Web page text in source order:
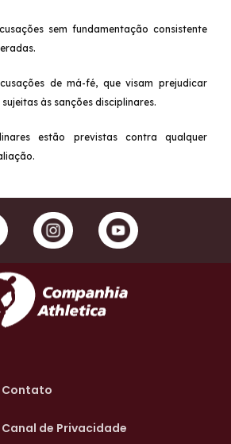
sem fundamentação consistente
de má-fé, que visam prejudicar
às sanções disciplinares.
estão previstas contra qualquer
Contato
Canal de Privacidade